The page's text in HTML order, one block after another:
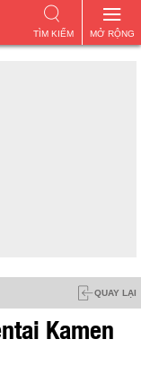
MỞ RỘNG
TÌM KIẾM
QUAY LẠI
Kamen